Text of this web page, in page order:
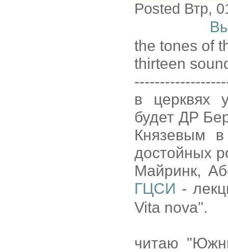
Posted Втр,
the tones of
thirteen
в церквях
будет ДР
Князевым
достойных
Майринк,
ГЦСИ -
Vita nova".
читаю